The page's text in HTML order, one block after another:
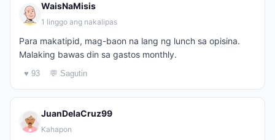
WaisNaMisis
1 linggo ang nakalipas
Para makatipid, mag-baon na lang ng lunch sa opisina.
Malaking bawas din sa gastos monthly.
♥ 93 💬 Sagutin
JuanDelaCruz99
Kahapon